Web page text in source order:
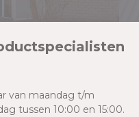
van maandag t/m
tussen 10:00 en 15:00.